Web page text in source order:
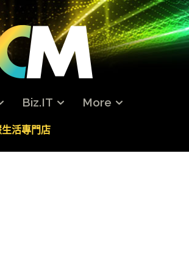
Biz.IT More
活專門店